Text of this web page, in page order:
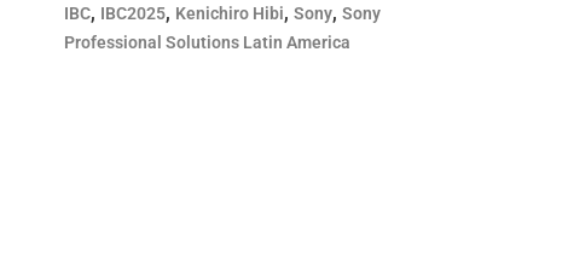
IBC, IBC2025, Kenichiro Hibi,Sony,Sony
Professional Solutions Latin America